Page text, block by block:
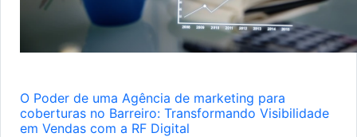
O Poder de uma Agência de marketing para
coberturas no Barreiro: Transformando Visibilidade
em Vendas com a RF Digital